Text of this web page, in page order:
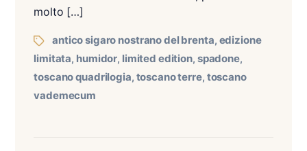
molto […]
antico sigaro nostrano del brenta, edizione
limitata, humidor, limited edition, spadone,
toscano quadrilogia, toscano terre, toscano
vademecum